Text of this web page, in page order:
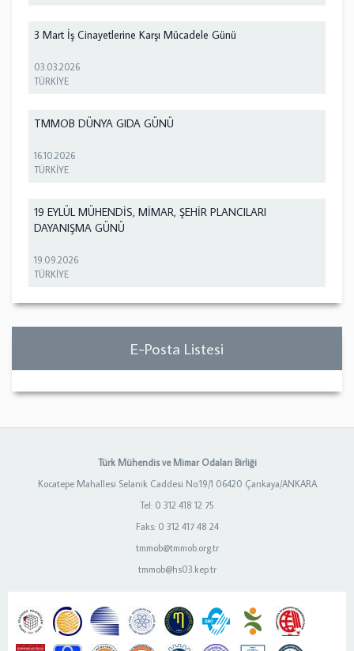
3 Mart İş Cinayetlerine Karşı Mücadele Günü
03.03.2026
TÜRKİYE
TMMOB DÜNYA GIDA GÜNÜ
16.10.2026
TÜRKİYE
19 EYLÜL MÜHENDİS, MİMAR, ŞEHİR PLANCILARI
DAYANIŞMA GÜNÜ
19.09.2026
TÜRKİYE
E-Posta Listesi
Türk Mühendis ve Mimar Odaları Birliği
Kocatepe Mahallesi Selanik Caddesi No:19/1 06420 Çankaya/ANKARA
Tel: 0 312 418 12 75
Faks: 0 312 417 48 24
tmmob@tmmob.org.tr
tmmob@hs03.kep.tr